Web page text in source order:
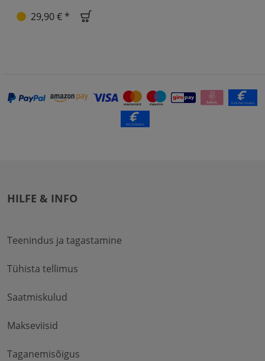
29,90 € *
HILFE & INFO
Teenindus ja tagastamine
Tühista tellimus
Saatmiskulud
Makseviisid
Taganemisõigus